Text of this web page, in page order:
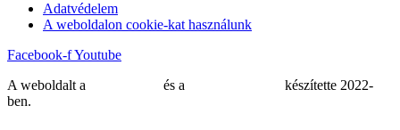
Adatvédelem
A weboldalon cookie-kat használunk
Facebook-fYoutube
A weboldalt a
és a
készítette 2022-
ben.